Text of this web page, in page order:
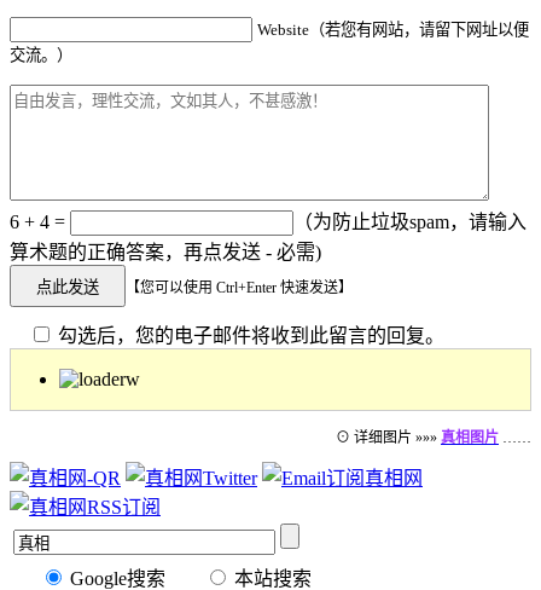
Website（若您有网站，请留下网址以便
交流。）
6 + 4 =
（为防止垃圾spam，请输入
算术题的正确答案，再点发送 - 必需)
【您可以使用 Ctrl+Enter 快速发送】
勾选后，您的电子邮件将收到此留言的回复。
⊙ 详细图片 »»» 真相图片
Google搜索 本站搜索